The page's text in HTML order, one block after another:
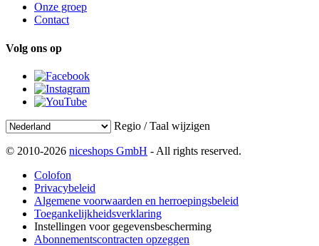
Onze groep
Contact
Volg ons op
Regio / Taal wijzigen
© 2010-2026 niceshops GmbH - All rights reserved.
Colofon
Privacybeleid
Algemene voorwaarden en herroepingsbeleid
Toegankelijkheidsverklaring
Instellingen voor gegevensbescherming
Abonnementscontracten opzeggen